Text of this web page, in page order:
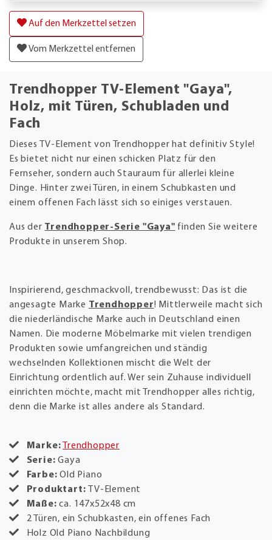
Auf den Merkzettel setzen
Vom Merkzettel entfernen
Trendhopper TV-Element "Gaya",
Holz, mit Türen, Schubladen und
Fach
Dieses TV-Element von Trendhopper hat definitiv Style!
Es bietet nicht nur einen schicken Platz für den
Fernseher, sondern auch Stauraum für allerlei kleine
Dinge. Hinter zwei Türen, in einem Schubkasten und
einem offenen Fach lässt sich so einiges verstauen.
Aus der Trendhopper-Serie "Gaya" finden Sie weitere
Produkte in unserem Shop.
Inspirierend, geschmackvoll, trendbewusst: Das ist die
angesagte Marke Trendhopper! Mittlerweile macht sich
die niederländische Marke auch in Deutschland einen
Namen. Die moderne Möbelmarke mit vielen trendigen
Produkten sowie umfangreichen und ständig
wechselnden Kollektionen mischt die Welt der
Einrichtung ordentlich auf. Wer sein Zuhause individuell
einrichten möchte, macht mit Trendhopper alles richtig,
denn die Marke ist alles andere als Standard.
Marke: Trendhopper
Serie: Gaya
Farbe: Old Piano
Produktart: TV-Element
Maße:ca. 147x52x48 cm
2 Türen, ein Schubkasten, ein offenes Fach
Holz Old Piano Nachbildung